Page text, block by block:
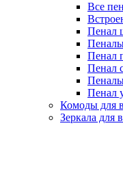
Все
Пенал
Пенал
Пенал
Пенал
Комоды для
Зеркала для